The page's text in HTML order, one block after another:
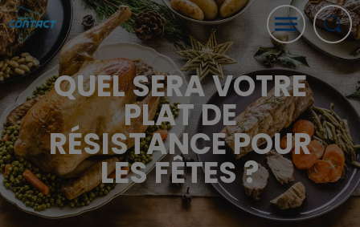
QUEL SERA VOTRE
PLAT DE
RÉSISTANCE POUR
LES FÊTES ?